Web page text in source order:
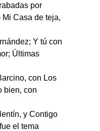
por
Casa de teja,
Y tú con
Últimas
con Los
bien, con
y Contigo
el tema